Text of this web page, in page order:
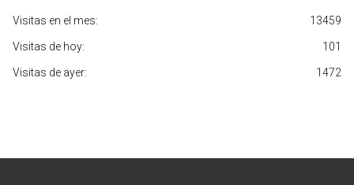
13459
Visitas en el mes:
101
Visitas de hoy:
1472
Visitas de ayer: